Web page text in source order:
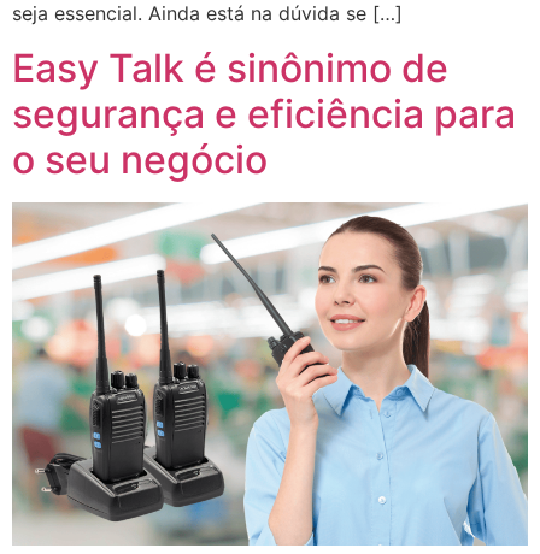
seja essencial. Ainda está na dúvida se […]
Easy Talk é sinônimo de
segurança e eficiência para
o seu negócio